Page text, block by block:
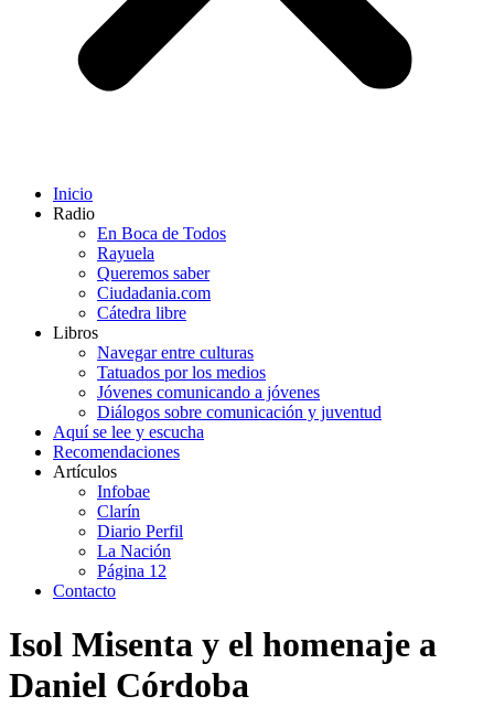
Inicio
Radio
En Boca de Todos
Rayuela
Queremos saber
Ciudadania.com
Cátedra libre
Libros
Navegar entre culturas
Tatuados por los medios
Jóvenes comunicando a jóvenes
Diálogos sobre comunicación y juventud
Aquí se lee y escucha
Recomendaciones
Artículos
Infobae
Clarín
Diario Perfil
La Nación
Página 12
Contacto
Isol Misenta y el homenaje a
Daniel Córdoba